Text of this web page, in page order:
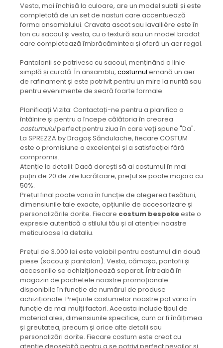
Vesta, mai închisă la culoare, are un model subtil și este
completată de un set de nasturi care accentuează
forma ansamblului. Cravata ascot sau lavallière este în
ton cu sacoul și vesta, cu o textură sau un model brodat
care completează îmbrăcămintea și oferă un aer regal.
Pantalonii se potrivesc cu sacoul, menținând o linie
simplă și curată. În ansamblu, costumul emană un aer
de rafinament și este potrivit pentru un mire la nuntă sau
pentru evenimente de seară foarte formale.
Planificați Vizita: Contactați-ne pentru a planifica o
întâlnire și pentru a începe călătoria în crearea
costumuluiperfect pentru ziua în care veți spune "Da".
La SPREZZA by Dragoș Săndulache, fiecare COSTUM
este o promisiune a excelenței și a satisfacției fără
compromis.
Atenție la detalii: Dacă dorești să ai costumul în mai
puțin de 20 de zile lucrătoare, prețul se poate majora cu
50%.
Prețul final poate varia în funcție de alegerea țesăturii,
dimensiunile tale exacte, opțiunile de accesorizare și
personalizările dorite. Fiecare costum bespokeeste o
expresie autentică a stilului tău și al atenției noastre
meticuloase la detaliu.
Prețul de 3.000 lei este valabil pentru costumul din două
piese (sacou și pantalon). Vesta, cămașa, pantofii și
accesoriile se achiziționează separat. Întreabă în
magazin de pachetele noastre promoționale
disponibile în funcție de numărul de produse
achiziționate. Prețurile costumelor noastre pot varia în
funcție de mai mulți factori. Aceasta include tipul de
material ales, dimensiunile specifice, cum ar fi înălțimea
și greutatea, precum și orice alte detalii sau
personalizări dorite. Fiecare costum este creat cu